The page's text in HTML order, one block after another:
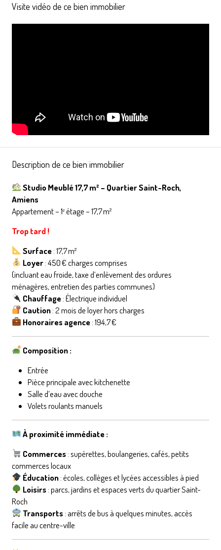
Visite vidéo de ce bien immobilier
Description de ce bien immobilier
Studio Meublé 17,7 m² – Quartier Saint-Roch,
Amiens
Appartement – 1ᵉ étage – 17,7 m²
Trop tard !
Surface: 17,7 m²
Loyer: 450 € charges comprises
(incluant eau froide, taxe d’enlèvement des ordures
ménagères, entretien des parties communes)
Chauffage: Électrique individuel
Caution: 2 mois de loyer hors charges
Honoraires agence: 194,7 €
Composition :
Entrée
Pièce principale avec kitchenette
Salle d’eau avec douche
Volets roulants manuels
À proximité immédiate :
Commerces: supérettes, boulangeries, cafés, petits
commerces locaux
Éducation: écoles, collèges et lycées accessibles à pied
Loisirs: parcs, jardins et espaces verts du quartier Saint-
Roch
Transports: arrêts de bus à quelques minutes, accès
facile au centre-ville